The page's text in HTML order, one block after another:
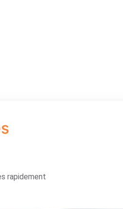
rapidement